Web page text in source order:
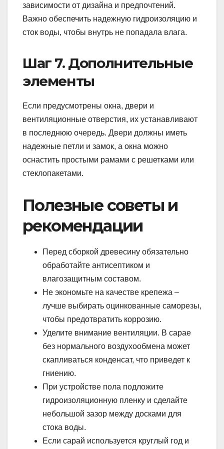
зависимости от дизайна и предпочтений.
Важно обеспечить надежную гидроизоляцию и
сток воды, чтобы внутрь не попадала влага.
Шаг 7. Дополнительные
элементы
Если предусмотрены окна, двери и
вентиляционные отверстия, их устанавливают
в последнюю очередь. Двери должны иметь
надежные петли и замок, а окна можно
оснастить простыми рамами с решетками или
стеклопакетами.
Полезные советы и
рекомендации
Перед сборкой древесину обязательно
обработайте антисептиком и
влагозащитным составом.
Не экономьте на качестве крепежа –
лучше выбирать оцинкованные саморезы,
чтобы предотвратить коррозию.
Уделите внимание вентиляции. В сарае
без нормального воздухообмена может
скапливаться конденсат, что приведет к
гниению.
При устройстве пола подложите
гидроизоляционную пленку и сделайте
небольшой зазор между досками для
стока воды.
Если сарай используется круглый год и